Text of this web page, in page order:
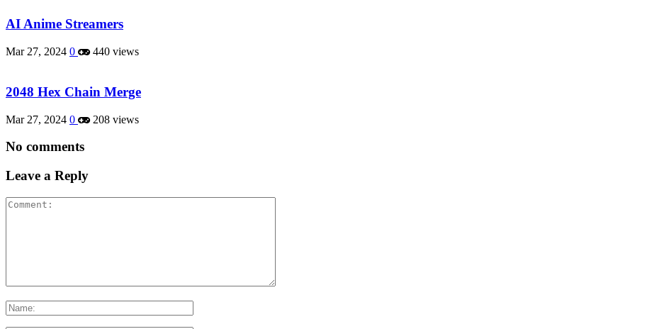
AI Anime Streamers
Mar 27, 2024 0 440 views
2048 Hex Chain Merge
Mar 27, 2024 0 208 views
No comments
Leave a Reply